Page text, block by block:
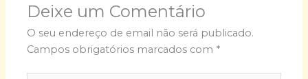
Deixe um Comentário
O seu endereço de email não será publicado.
Campos obrigatórios marcados com *